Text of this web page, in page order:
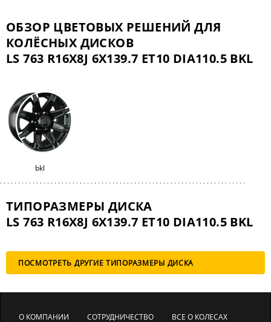
ОБЗОР ЦВЕТОВЫХ РЕШЕНИЙ ДЛЯ
КОЛЁСНЫХ ДИСКОВ
LS 763 R16X8J 6X139.7 ET10 DIA110.5 BKL
bkl
ТИПОРАЗМЕРЫ ДИСКА
LS 763 R16X8J 6X139.7 ET10 DIA110.5 BKL
ПОСМОТРЕТЬ ДРУГИЕ ТИПОРАЗМЕРЫ ДИСКА
О КОМПАНИИ СОТРУДНИЧЕСТВО ВСЕ О КОЛЕСАХ